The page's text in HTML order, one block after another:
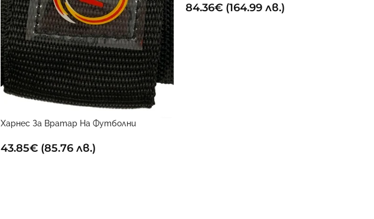
Харнес За Вратар На Футболни
43.85€(85.76 лв.)
84.36€ (164.99 лв.)